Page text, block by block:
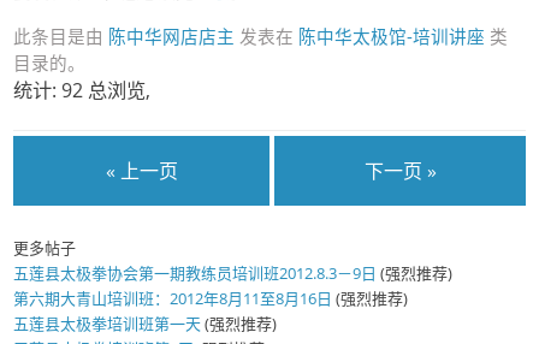
此条目是由 陈中华网店店主 发表在 陈中华太极馆-培训讲座 类
目录的。
统计: 92 总浏览,
« 上一页 下一页 »
更多帖子
五莲县太极拳协会第一期教练员培训班2012.8.3－9日 (强烈推荐)
第六期大青山培训班：2012年8月11至8月16日 (强烈推荐)
五莲县太极拳培训班第一天(强烈推荐)